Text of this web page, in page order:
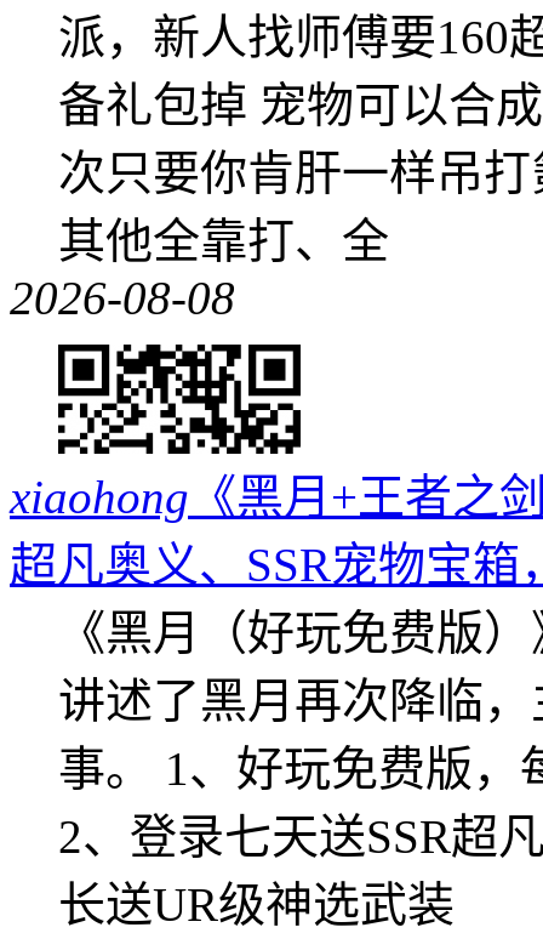
派，新人找师傅要160
备礼包掉 宠物可以合
次只要你肯肝一样吊
其他全靠打、全
2026-08-08
xiaohong 《黑月+王者之
超凡奥义、SSR宠物宝箱
《黑月（好玩免费版
讲述了黑月再次降临
事。 1、好玩免费版，
2、登录七天送SSR超
长送UR级神选武装